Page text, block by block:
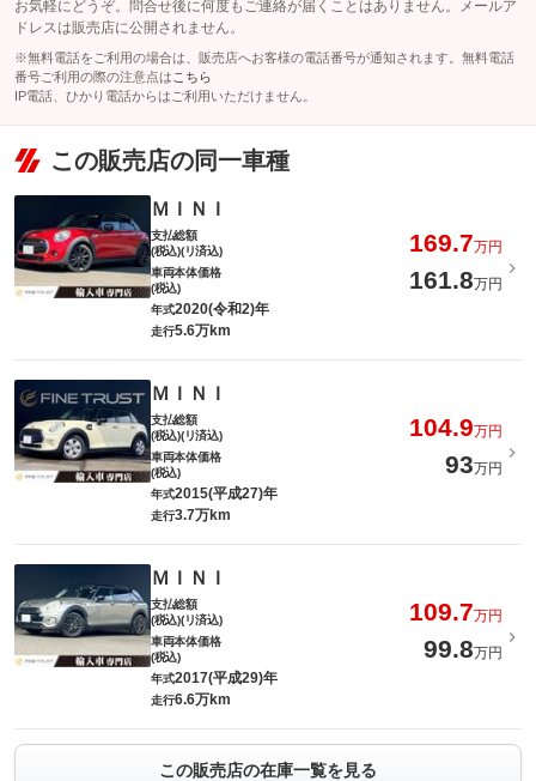
お気軽にどうぞ。問合せ後に何度もご連絡が届くことはありません。メールア
ドレスは販売店に公開されません。
※無料電話をご利用の場合は、販売店へお客様の電話番号が通知されます。無料電話
番号ご利用の際の注意点は こちら
IP電話、ひかり電話からはご利用いただけません。
この販売店の同一車種
ＭＩＮＩ
支払総額
(税込)(リ済込)
169.7万円
車両本体価格
(税込)
161.8万円
年式2020(令和2)年
走行5.6万km
ＭＩＮＩ
支払総額
(税込)(リ済込)
104.9万円
車両本体価格
(税込)
93万円
年式2015(平成27)年
走行3.7万km
ＭＩＮＩ
支払総額
(税込)(リ済込)
109.7万円
車両本体価格
(税込)
99.8万円
年式2017(平成29)年
走行6.6万km
この販売店の在庫一覧を見る